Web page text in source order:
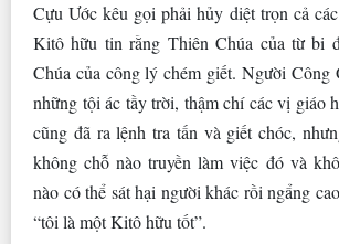
Cựu Ước kêu gọi phải hủy diệt trọn cả
Kitô hữu tin rằng Thiên Chúa của từ bi
Chúa của công lý chém giết. Người Công
những tội ác tầy trời, thậm chí các vị giáo
cũng đã ra lệnh tra tấn và giết chóc,
không chỗ nào truyền làm việc đó và
nào có thể sát hại người khác rồi ngẩng
“tôi là một Kitô hữu tốt”.